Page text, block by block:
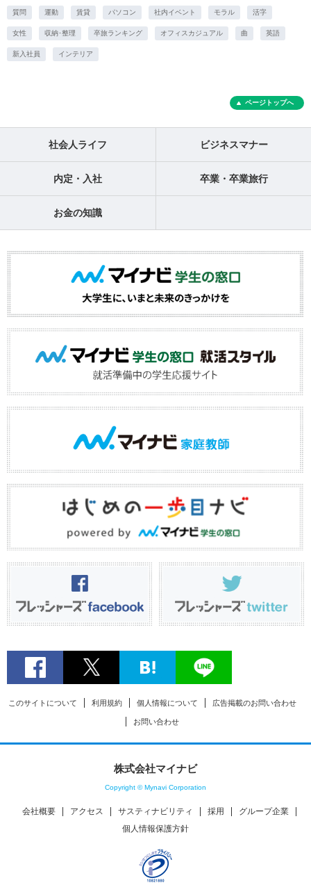
質問 運動 賃貸 パソコン 社内イベント モラル 活字
女性 収納･整理 卒旅ランキング オフィスカジュアル 曲 英語
新入社員 インテリア
ページトップへ
社会人ライフ ビジネスマナー
内定・入社 卒業・卒業旅行
お金の知識
このサイトについて 利用規約 個人情報について 広告掲載のお問い合わせ
お問い合わせ
株式会社マイナビ
Copyright © Mynavi Corporation
会社概要 アクセス サスティナビリティ 採用
グループ企業
個人情報保護方針